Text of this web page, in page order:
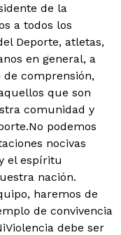
de la
a todos los
Deporte, atletas,
en general, a
de comprensión,
que son
comunidad y
podemos
nocivas
el espíritu
nación.
haremos de
de convivencia
debe ser